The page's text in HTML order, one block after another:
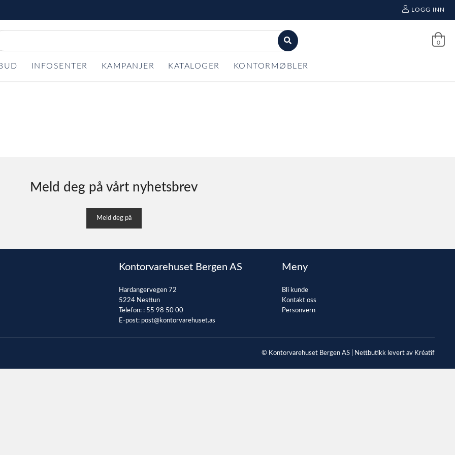
LOGG INN
0
INFOSENTER KAMPANJER KATALOGER KONTORMØBLER
Meld deg på vårt nyhetsbrev
Meld deg på
Kontorvarehuset Bergen AS
Hardangervegen 72
5224 Nesttun
Telefon: : 55 98 50 00
E-post: post@kontorvarehuset.as
Meny
Bli kunde
Kontakt oss
Personvern
© Kontorvarehuset Bergen AS | Nettbutikk levert av Kréatif